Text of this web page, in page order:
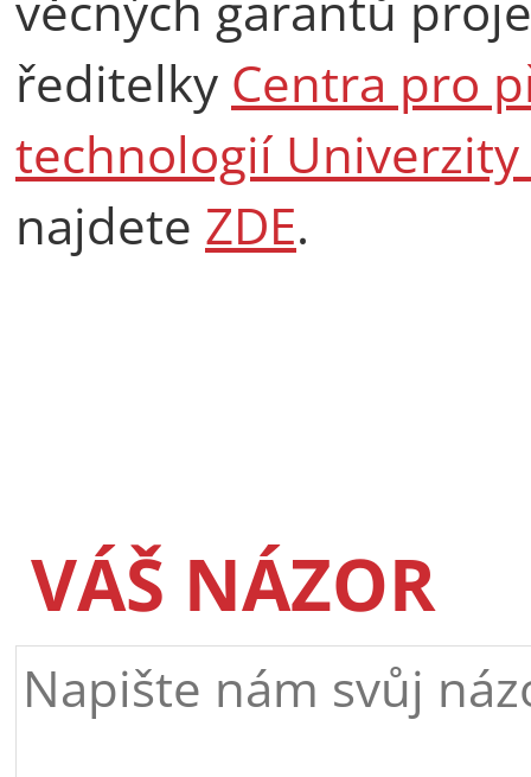
ředitelky Centra pro
technologií Univerzity
najdete ZDE.
VÁŠ NÁZOR